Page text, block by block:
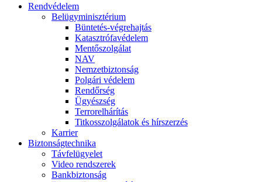
Rendvédelem
Belügyminisztérium
Büntetés-végrehajtás
Katasztrófavédelem
Mentőszolgálat
NAV
Nemzetbiztonság
Polgári védelem
Rendőrség
Ügyészség
Terrorelhárítás
Titkosszolgálatok és hírszerzés
Karrier
Biztonságtechnika
Távfelügyelet
Video rendszerek
Bankbiztonság